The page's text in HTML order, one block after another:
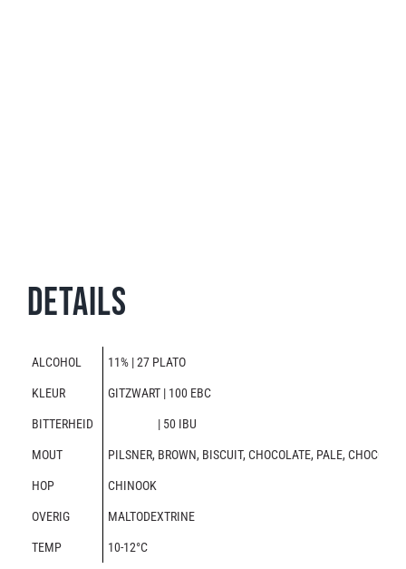
Details
ALCOHOL 11% | 27 PLATO
KLEUR GITZWART | 100 EBC
BITTERHEID | 50 IBU
MOUT PILSNER, BROWN, BISCUIT, CHOCOLATE, PALE,
HOP CHINOOK
OVERIG MALTODEXTRINE
TEMP 10-12°C